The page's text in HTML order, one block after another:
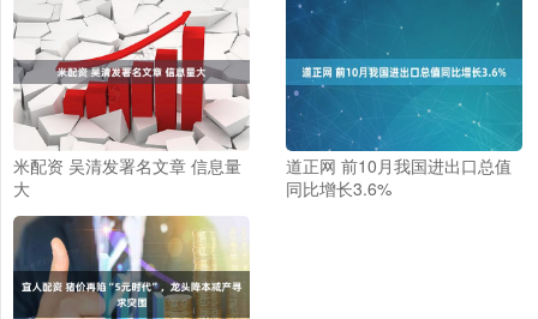
米配资 吴清发署名文章 信息量
大
道正网 前10月我国进出口总值
同比增长3.6%